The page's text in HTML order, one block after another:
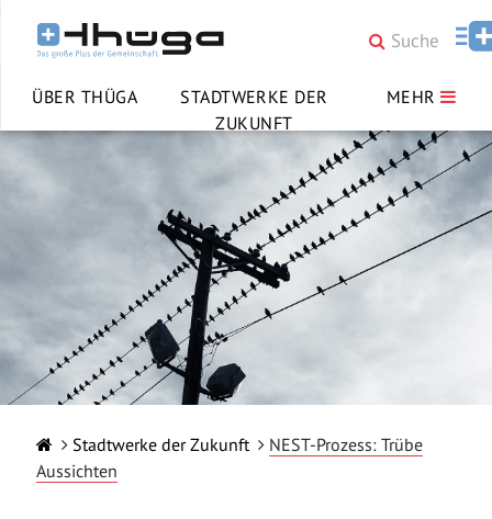
ÜBER THÜGA
STADTWERKE DER
ZUKUNFT
MEHR
Stadtwerke der Zukunft
NEST-Prozess: Trübe
Aussichten